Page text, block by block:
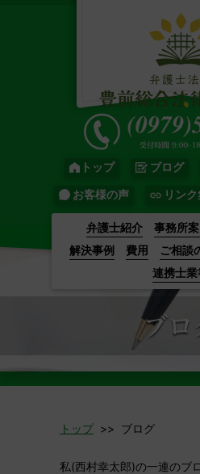
トップ ブログ
お客様の声 リン
弁護士紹介 事務所
解決事例
費用 ご相談
連携士業
トップ>> ブログ
私(西村幸太郎)の一連のブ